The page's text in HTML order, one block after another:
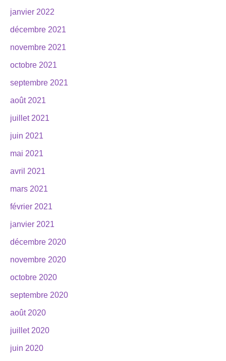
janvier 2022
décembre 2021
novembre 2021
octobre 2021
septembre 2021
août 2021
juillet 2021
juin 2021
mai 2021
avril 2021
mars 2021
février 2021
janvier 2021
décembre 2020
novembre 2020
octobre 2020
septembre 2020
août 2020
juillet 2020
juin 2020